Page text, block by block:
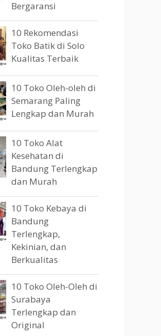
Bergaransi
10 Rekomendasi
Toko Batik di Solo
Kualitas Terbaik
10 Toko Oleh-oleh di
Semarang Paling
Lengkap dan Murah
10 Toko Alat
Kesehatan di
Bandung Terlengkap
dan Murah
10 Toko Kebaya di
Bandung
Terlengkap,
Kekinian, dan
Berkualitas
10 Toko Oleh-Oleh di
Surabaya
Terlengkap dan
Original